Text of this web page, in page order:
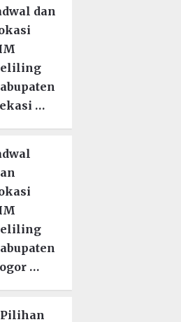
dan
…
…
Pilihan